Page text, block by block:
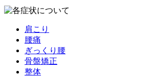
肩こり
腰痛
ぎっくり腰
骨盤矯正
整体